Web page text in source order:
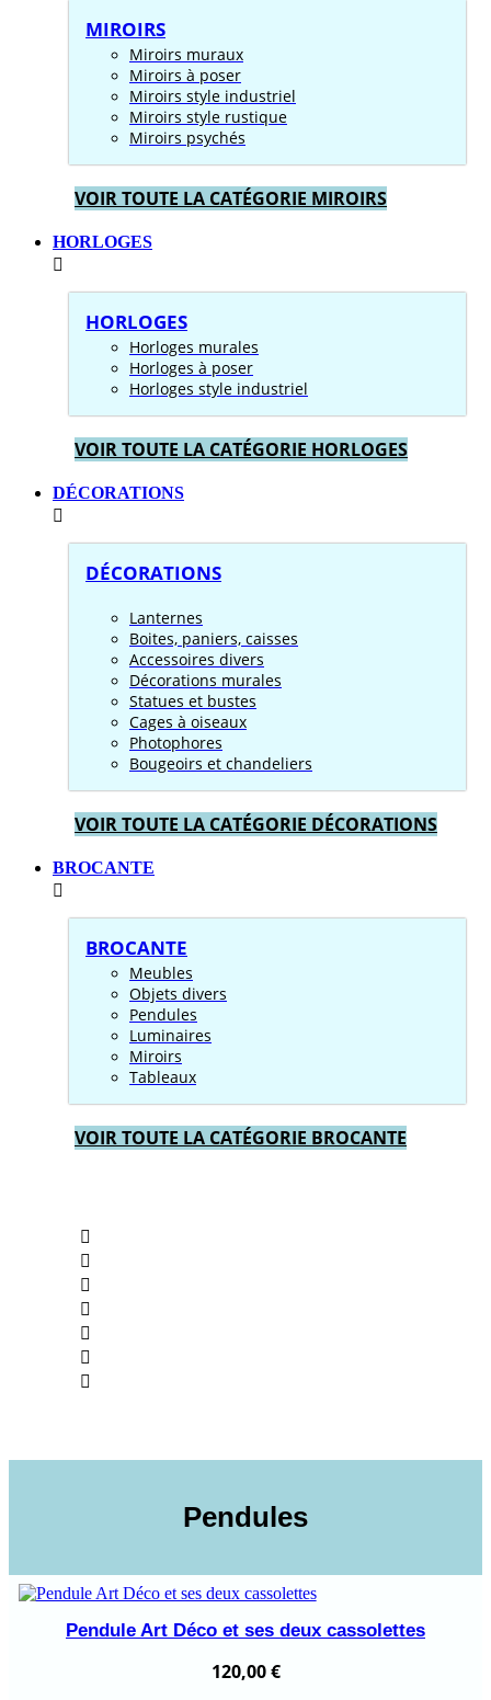
MIROIRS
Miroirs muraux
Miroirs à poser
Miroirs style industriel
Miroirs style rustique
Miroirs psychés
VOIR TOUTE LA CATÉGORIE MIROIRS
HORLOGES
HORLOGES
Horloges murales
Horloges à poser
Horloges style industriel
VOIR TOUTE LA CATÉGORIE HORLOGES
DÉCORATIONS
DÉCORATIONS
Lanternes
Boites, paniers, caisses
Accessoires divers
Décorations murales
Statues et bustes
Cages à oiseaux
Photophores
Bougeoirs et chandeliers
VOIR TOUTE LA CATÉGORIE DÉCORATIONS
BROCANTE
BROCANTE
Meubles
Objets divers
Pendules
Luminaires
Miroirs
Tableaux
VOIR TOUTE LA CATÉGORIE BROCANTE
Pendules
Pendule Art Déco et ses deux cassolettes
120,00€